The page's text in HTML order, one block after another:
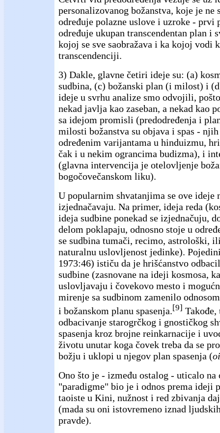
personalizovanog božanstva, koje je ne
određuje polazne uslove i uzroke - prvi
određuje ukupan transcendentan plan i
kojoj se sve saobražava i ka kojoj vodi
transcendenciji.
3) Dakle, glavne četiri ideje su: (a)
sudbina, (c) božanski plan (i milost) i
ideje u svrhu analize smo odvojili,
nekad javlja kao zaseban, a nekad kao
sa idejom promisli (predodređenja i
milosti božanstva su objava i spas -
određenim varijantama u hinduizmu,
čak i u nekim ograncima budizma), i
(glavna intervencija je otelovljenje
bogočovečanskom liku).
U popularnim shvatanjima se ove ideje
izjednačavaju. Na primer, ideja reda
ideja sudbine ponekad se izjednačuju,
delom poklapaju, odnosno stoje u
se sudbina tumači, recimo, astrološki,
naturalnu uslovljenost jedinke).
1973:46) ističu da je hrišćanstvo
sudbine (zasnovane na ideji kosmosa,
uslovljavaju i čovekovo mesto i
mirenje sa sudbinom zamenilo
i božanskom planu spasenja.[9]
odbacivanje starogrčkog i gnostičkog
spasenja kroz brojne reinkarnacije i
životu unutar koga čovek treba da se
božju i uklopi u njegov plan spasenja (
Ono što je - između ostalog - uticalo na
"paradigme" bio je i odnos prema ideji
taoiste u Kini, nužnost i red zbivanja
(mada su oni istovremeno iznad
pravde).